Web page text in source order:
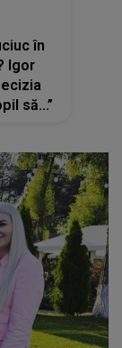
în
Igor
să...”